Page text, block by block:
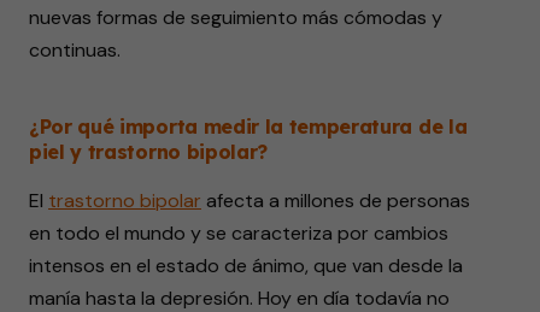
nuevas formas de seguimiento más cómodas y
continuas.
¿Por qué importa medir la temperatura de la
piel y trastorno bipolar?
El trastorno bipolar afecta a millones de personas
en todo el mundo y se caracteriza por cambios
intensos en el estado de ánimo, que van desde la
manía hasta la depresión. Hoy en día todavía no